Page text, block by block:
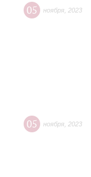
05 ноября 2023
05 ноября 2023